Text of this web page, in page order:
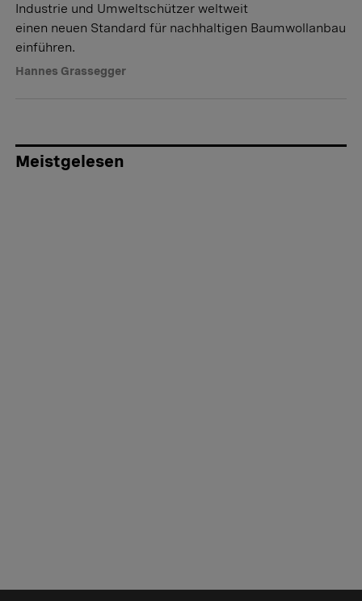
Industrie und Umweltschützer weltweit
einen neuen Standard für nachhaltigen Baumwollanbau
einführen.
Hannes Grassegger
Meistgelesen